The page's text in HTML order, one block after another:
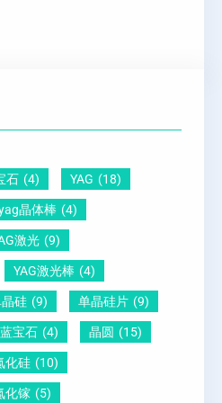
？
说
明
向
1
1
怎
么
测
石 (4) YAG (18)
晶体棒 (4)
激光 (9)
YAG激光棒 (4)
硅 (9) 单晶硅片 (9)
宝石 (4) 晶圆 (15)
化硅 (10)
化镓 (5)